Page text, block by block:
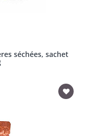
séchées, sachet